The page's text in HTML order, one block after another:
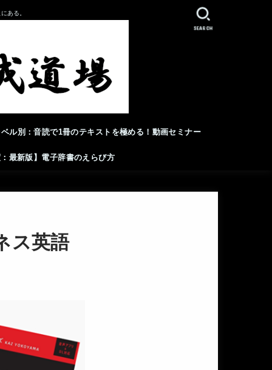
ある。
ベル別：音読で1冊のテキストを極める！動画セミナー
：最新版】電子辞書のえらび方
SEARCH
ス英語